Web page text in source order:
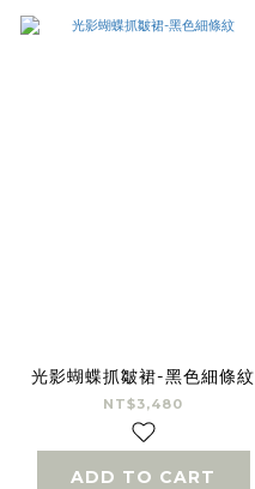
光影蝴蝶抓皺裙-黑色細條紋
NT$3,480
ADD TO CART